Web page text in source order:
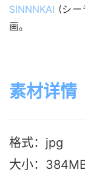
SINNNKAI (シー
画。
素材详情
格式：jpg
大小：